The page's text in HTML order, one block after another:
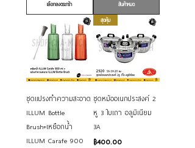
เลือกลงตระกร้า สินค้าหมด
ชุดแปรงทำความสะอาด
ILLUM Bottle
Brush+เหยือกน้ำ
ILLUM Carafe 900
สุดคุ้ม
ชุดหม้ออเนกประสงค์ 2
หู 3 ใบเถา อลูมิเนียม
3A
ราคา
฿400.00